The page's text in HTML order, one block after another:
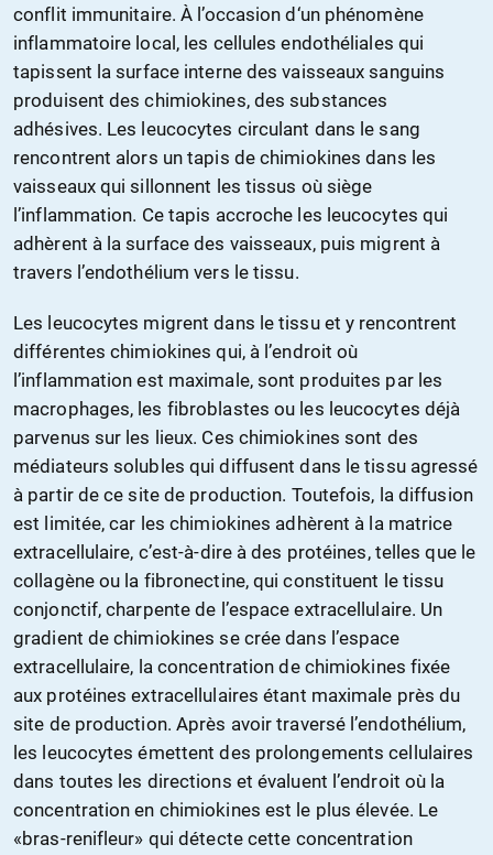
conflit immunitaire. À l’occasion d‘un phénomène
inflammatoire local, les cellules endothéliales qui
tapissent la surface interne des vaisseaux sanguins
produisent des chimiokines, des substances
adhésives. Les leucocytes circulant dans le sang
rencontrent alors un tapis de chimiokines dans les
vaisseaux qui sillonnent les tissus où siège
l’inflammation. Ce tapis accroche les leucocytes qui
adhèrent à la surface des vaisseaux, puis migrent à
travers l’endothélium vers le tissu.
Les leucocytes migrent dans le tissu et y rencontrent
différentes chimiokines qui, à l’endroit où
l’inflammation est maximale, sont produites par les
macrophages, les fibroblastes ou les leucocytes déjà
parvenus sur les lieux. Ces chimiokines sont des
médiateurs solubles qui diffusent dans le tissu agressé
à partir de ce site de production. Toutefois, la diffusion
est limitée, car les chimiokines adhèrent à la matrice
extracellulaire, c’est-à-dire à des protéines, telles que le
collagène ou la fibronectine, qui constituent le tissu
conjonctif, charpente de l’espace extracellulaire. Un
gradient de chimiokines se crée dans l’espace
extracellulaire, la concentration de chimiokines fixée
aux protéines extracellulaires étant maximale près du
site de production. Après avoir traversé l’endothélium,
les leucocytes émettent des prolongements cellulaires
dans toutes les directions et évaluent l’endroit où la
concentration en chimiokines est le plus élevée. Le
«bras-renifleur» qui détecte cette concentration